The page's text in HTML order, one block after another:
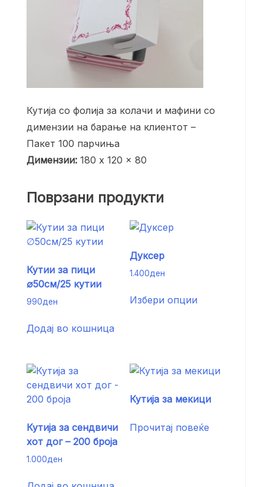
Кутија со фолија за колачи и мафини со
димензии на барање на клиентот –
Пакет 100 парчиња
Димензии: 180 x 120 x 80
Поврзани продукти
Кутии за пици
∅50см/25 кутии
990ден
Додај во кошница
Дуксер
1.400ден
Избери опцииproduct
options
be
on
Кутија за сендвичи
хот дог – 200 броја
1.000ден
Кутија за мекици
Прочитај повеќе